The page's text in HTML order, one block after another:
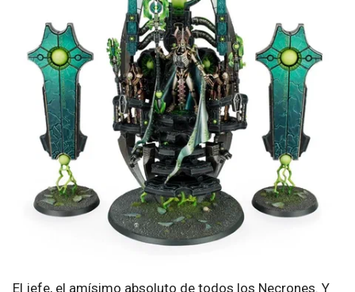
El jefe, el amísimo absoluto de todos los Necrones. Y